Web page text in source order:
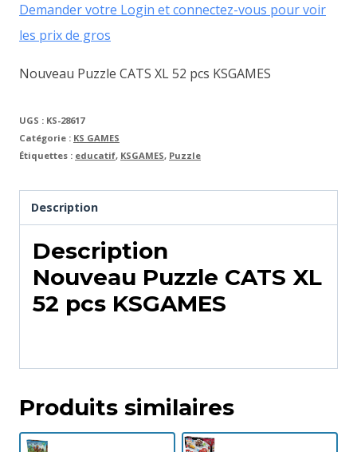
Demander votre Login et connectez-vous pour voir
les prix de gros
Nouveau Puzzle CATS XL 52 pcs KSGAMES
UGS : KS-28617
Catégorie : KS GAMES
Étiquettes : educatif, KSGAMES, Puzzle
Description
Description
Nouveau Puzzle CATS XL
52 pcs KSGAMES
Produits similaires